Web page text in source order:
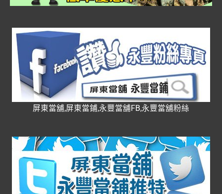
屏東當舖,屏東當鋪,永豐當舖FB,永豐當舖粉絲